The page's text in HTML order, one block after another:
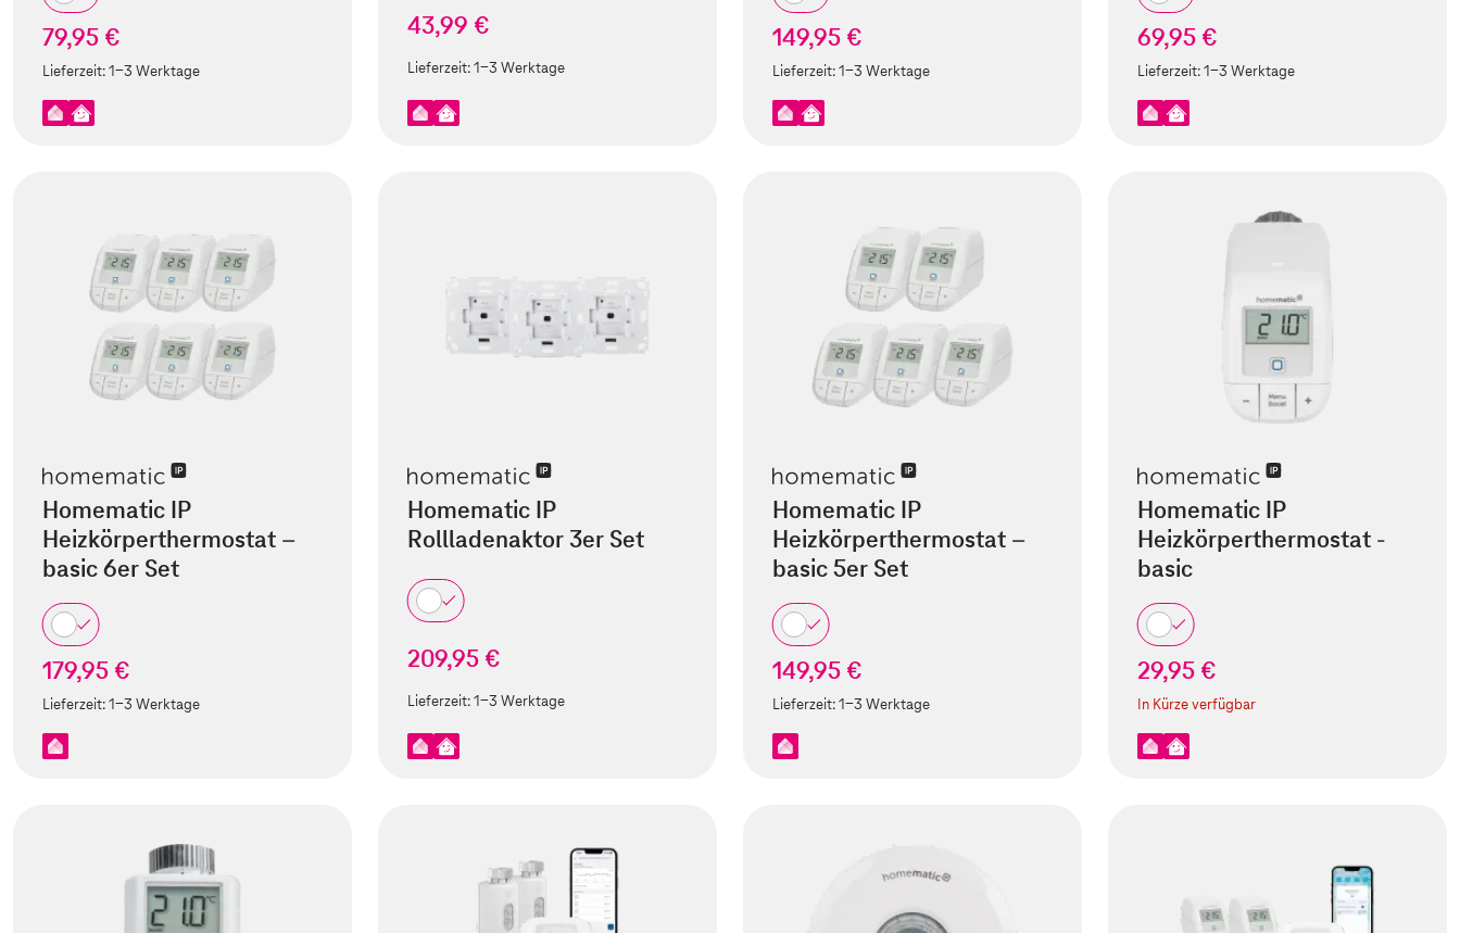
79,95 €
Lieferzeit:1-3 Werktage
43,99 €
Lieferzeit:1-3 Werktage
149,95 €
Lieferzeit:1-3 Werktage
69,95 €
Lieferzeit:1-3 Werktage
Homematic IP
Heizkörperthermostat –
basic 6er Set
179,95 €
Lieferzeit:1-3 Werktage
Homematic IP
Rollladenaktor 3er Set
209,95 €
Lieferzeit:1-3 Werktage
Homematic IP
Heizkörperthermostat –
basic 5er Set
149,95 €
Lieferzeit:1-3 Werktage
Homematic IP
Heizkörperthermostat -
basic
29,95 €
In Kürze verfügbar